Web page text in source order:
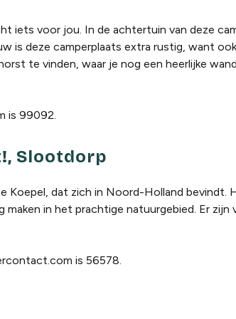
iets voor jou. In de achtertuin van deze
is deze camperplaats extra rustig, want
te vinden, waar je nog een heerlijke
is 99092.
Slootdorp
Koepel, dat zich in Noord-Holland bevindt.
in het prachtige natuurgebied. Er zijn
is 56578.